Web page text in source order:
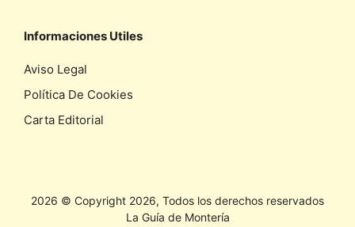
Informaciones Utiles
Aviso Legal
Política De Cookies
Carta Editorial
2026 © Copyright 2026, Todos los derechos reservados
La Guía de Montería